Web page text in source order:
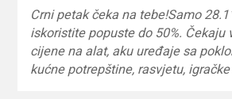
Crni petak čeka na tebe!Samo
iskoristite popuste do 50%. Čekaju
cijene na alat, aku uređaje sa
kućne potrepštine, rasvjetu,